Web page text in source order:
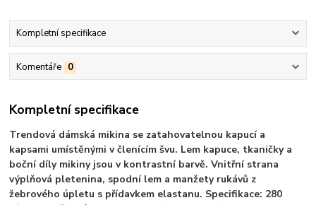
Kompletní specifikace
Komentáře 0
Kompletní specifikace
Trendová dámská mikina se zatahovatelnou kapucí a
kapsami umístěnými v členícím švu. Lem kapuce, tkaničky a
boční díly mikiny jsou v kontrastní barvě. Vnitřní strana
výplňová pletenina, spodní lem a manžety rukávů z
žebrového úpletu s přídavkem elastanu. Specifikace: 280